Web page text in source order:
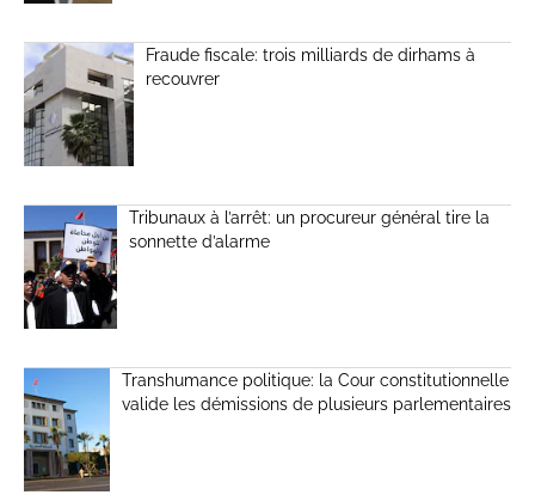
Fraude fiscale: trois milliards de dirhams à
recouvrer
Tribunaux à l’arrêt: un procureur général tire la
sonnette d’alarme
Transhumance politique: la Cour constitutionnelle
valide les démissions de plusieurs parlementaires